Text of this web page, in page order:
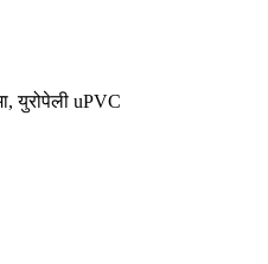
युरोपेली uPVC